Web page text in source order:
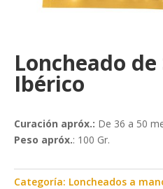
Loncheado
Ibérico
Curación apróx.: De 36 a 50
Peso apróx.: 100 Gr.
Categoría: Loncheados a